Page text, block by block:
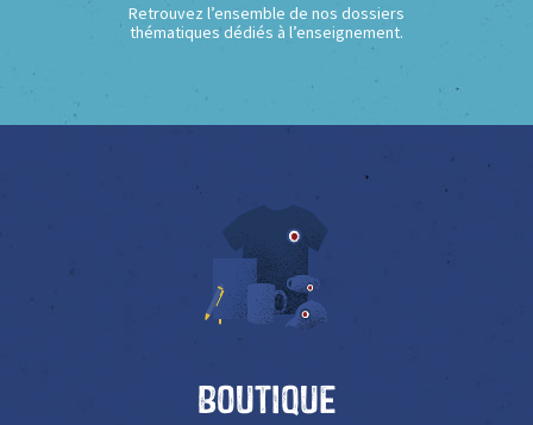
Retrouvez l’ensemble de nos dossiers
thématiques dédiés à l’enseignement.
Boutique